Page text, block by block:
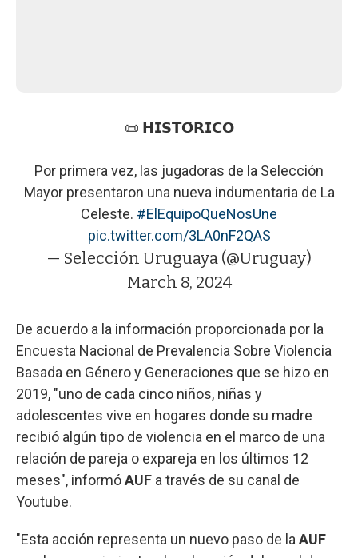
📜 𝗛𝗜𝗦𝗧𝗢́𝗥𝗜𝗖𝗢
Por primera vez, las jugadoras de la Selección
Mayor presentaron una nueva indumentaria de La
Celeste. #ElEquipoQueNosUne
pic.twitter.com/3LA0nF2QAS
— Selección Uruguaya (@Uruguay)
March 8, 2024
De acuerdo a la información proporcionada por la
Encuesta Nacional de Prevalencia Sobre Violencia
Basada en Género y Generaciones que se hizo en
2019, "uno de cada cinco niños, niñas y
adolescentes vive en hogares donde su madre
recibió algún tipo de violencia en el marco de una
relación de pareja o expareja en los últimos 12
meses", informóAUF a través de su canal de
Youtube.
"Esta acción representa un nuevo paso de la AUF